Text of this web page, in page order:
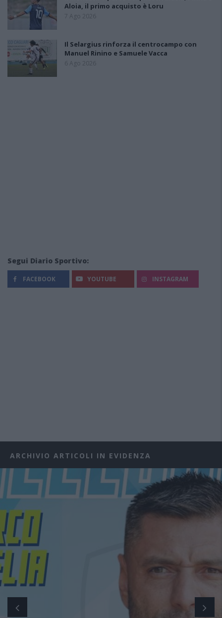
Aloia, il primo acquisto è Loru
7 Ago 2026
Il Selargius rinforza il centrocampo con
Manuel Rinino e Samuele Vacca
6 Ago 2026
Segui Diario Sportivo:
FACEBOOK YOUTUBE INSTAGRAM
ARCHIVIO ARTICOLI IN EVIDENZA